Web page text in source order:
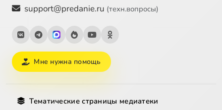
support@predanie.ru (техн.вопросы)
Мне нужна помощь
Тематические страницы медиатеки